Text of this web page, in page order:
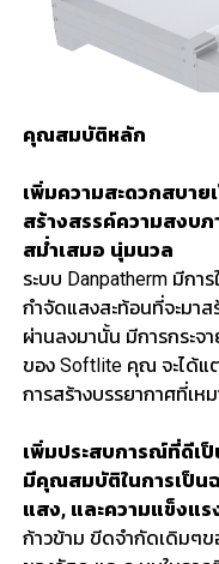
คุณสมบัติหลัก
เพิ่มความสะดวกสบาย
สร้างสรรค์ความสงบภ
สม่ำเสมอ นุ่มนวล
ระบบ Danpatherm มีกา
กำจัดแสงสะท้อนที่จะมา
ผ่านลงมานั้น มีการกระ
ของ Softlite คุณ จะได้แ
การสร้างบรรยากาศที่เห
เพิ่มประสบการณ์ที่ดีเป็
มีคุณสมบัติในการเป็น
แสง, และความแข็งแ
ก้าวข้าม ขีดจำกัดเดิมๆ